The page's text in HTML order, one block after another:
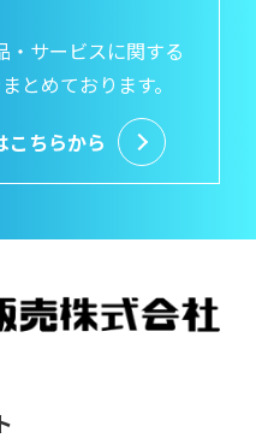
・サービスに関する
とめております。
こちらから